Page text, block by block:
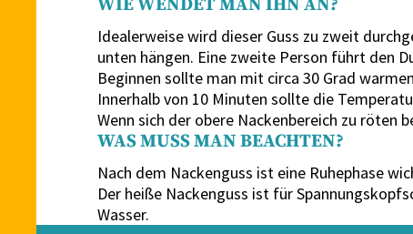
WIE WENDET MAN IHN AN?
Idealerweise wird dieser Guss zu zweit
unten hängen. Eine zweite Person führt den
Beginnen sollte man mit circa 30 Grad
Innerhalb von 10 Minuten sollte die
Wenn sich der obere Nackenbereich zu röten
WAS MUSS MAN BEACHTEN?
Nach dem Nackenguss ist eine Ruhephase
Der heiße Nackenguss ist für
Wasser.